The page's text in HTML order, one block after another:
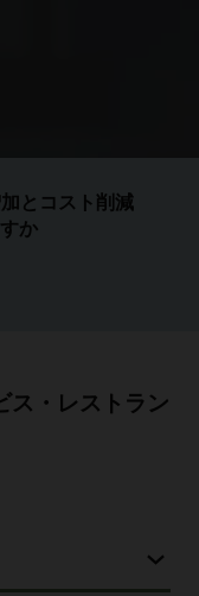
とコスト削減
か
ス・レストラン